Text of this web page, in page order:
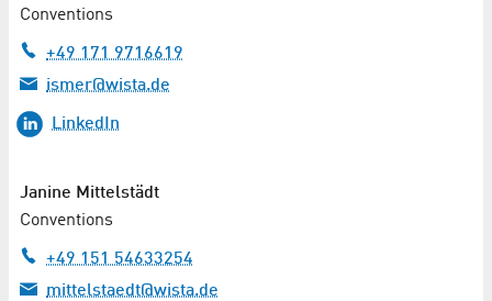
Conventions
+49 171 9716619
ismer@wista.de
LinkedIn
Janine Mittelstädt
Conventions
+49 151 54633254
mittelstaedt@wista.de